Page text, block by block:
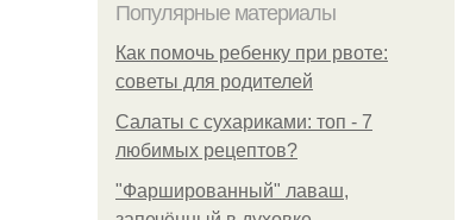
Популярные материалы
Как помочь ребенку при рвоте:
советы для родителей
Салаты с сухариками: топ - 7
любимых рецептов?
"Фаршированный" лаваш,